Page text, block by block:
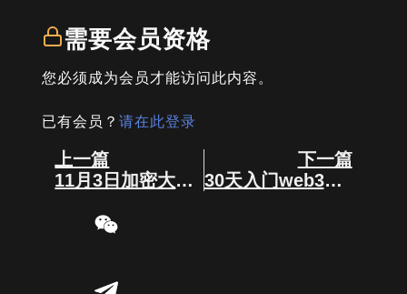
需要会员资格
您必须成为会员才能访问此内容。
已有会员？ 请在此登录
Prev
上一篇
11月3日加密大事件
下一篇
30天入门web3（第11讲）：什么是Layer2